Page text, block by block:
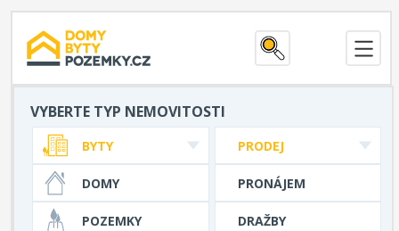
VYBERTE TYP NEMOVITOSTI
PRODEJ
PRONÁJEM
DRAŽBY
BYTY
DOMY
POZEMKY